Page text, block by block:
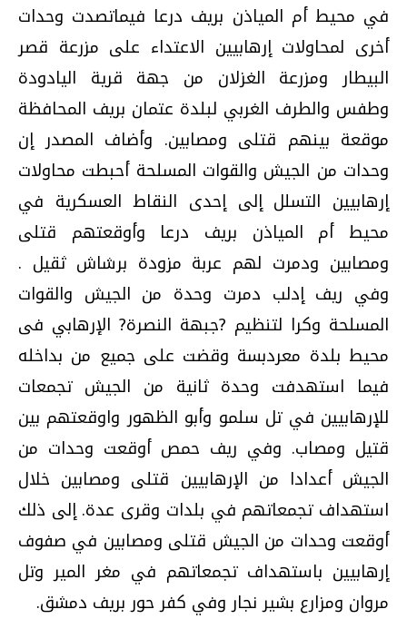
في محيط أم المياذن بريف درعا فيماتصدت وحدات
أخرى لمحاولات إرهابيين الاعتداء على مزرعة قصر
البيطار ومزرعة الغزلان من جهة قرية اليادودة
وطفس والطرف الغربي لبلدة عتمان بريف المحافظة
موقعة بينهم قتلى ومصابين. وأضاف المصدر إن
وحدات من الجيش والقوات المسلحة أحبطت محاولات
إرهابيين التسلل إلى إحدى النقاط العسكرية في
محيط أم المياذن بريف درعا وأوقعتهم قتلى
ومصابين ودمرت لهم عربة مزودة برشاش ثقيل .
وفي ريف إدلب دمرت وحدة من الجيش والقوات
المسلحة وكرا لتنظيم ?جبهة النصرة? الإرهابي فى
محيط بلدة معردبسة وقضت على جميع من بداخله
فيما استهدفت وحدة ثانية من الجيش تجمعات
للإرهابيين في تل سلمو وأبو الظهور واوقعتهم بين
قتيل ومصاب. وفي ريف حمص أوقعت وحدات من
الجيش أعدادا من الإرهابيين قتلى ومصابين خلال
استهداف تجمعاتهم في بلدات وقرى عدة. إلى ذلك
أوقعت وحدات من الجيش قتلى ومصابين في صفوف
إرهابيين باستهداف تجمعاتهم في مغر المير وتل
مروان ومزارع بشير نجار وفي كفر حور بريف دمشق.